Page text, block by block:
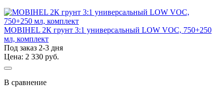
MOBIHEL 2К грунт 3:1 универсальный LOW VOC, 750+250
мл, комплект
Под заказ 2-3 дня
Цена: 2 330 руб.
В сравнение